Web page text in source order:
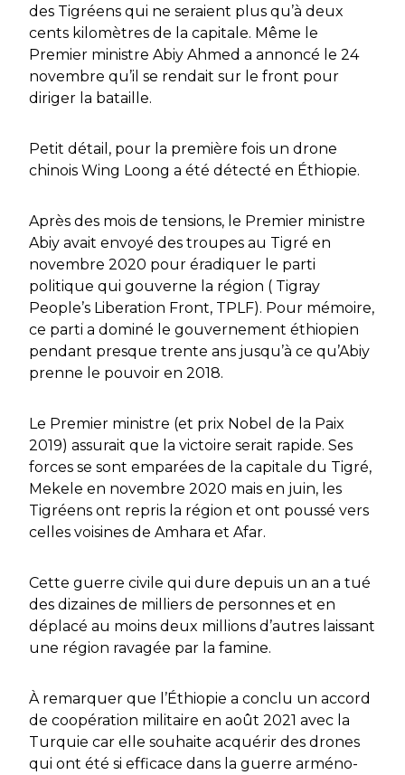
des Tigréens qui ne seraient plus qu’à deux
cents kilomètres de la capitale. Même le
Premier ministre Abiy Ahmed a annoncé le 24
novembre qu’il se rendait sur le front pour
diriger la bataille.
Petit détail, pour la première fois un drone
chinois Wing Loong a été détecté en Éthiopie.
Après des mois de tensions, le Premier ministre
Abiy avait envoyé des troupes au Tigré en
novembre 2020 pour éradiquer le parti
politique qui gouverne la région ( Tigray
People’s Liberation Front, TPLF). Pour mémoire,
ce parti a dominé le gouvernement éthiopien
pendant presque trente ans jusqu’à ce qu’Abiy
prenne le pouvoir en 2018.
Le Premier ministre (et prix Nobel de la Paix
2019) assurait que la victoire serait rapide. Ses
forces se sont emparées de la capitale du Tigré,
Mekele en novembre 2020 mais en juin, les
Tigréens ont repris la région et ont poussé vers
celles voisines de Amhara et Afar.
Cette guerre civile qui dure depuis un an a tué
des dizaines de milliers de personnes et en
déplacé au moins deux millions d’autres laissant
une région ravagée par la famine.
À remarquer que l’Éthiopie a conclu un accord
de coopération militaire en août 2021 avec la
Turquie car elle souhaite acquérir des drones
qui ont été si efficace dans la guerre arméno-